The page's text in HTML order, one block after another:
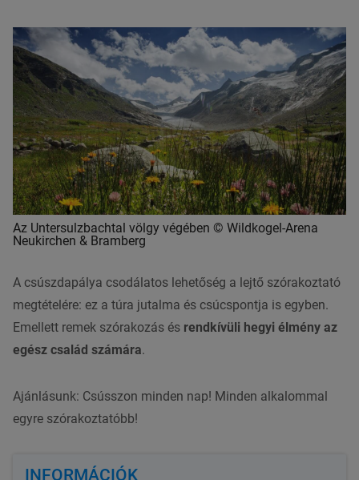
Az Untersulzbachtal völgy végében © Wildkogel-Arena
Neukirchen & Bramberg
A csúszdapálya csodálatos lehetőség a lejtő szórakoztató
megtételére: ez a túra jutalma és csúcspontja is egyben.
Emellett remek szórakozás és rendkívüli hegyi élmény az
egész család számára.
Ajánlásunk: Csússzon minden nap! Minden alkalommal
egyre szórakoztatóbb!
INFORMÁCIÓK